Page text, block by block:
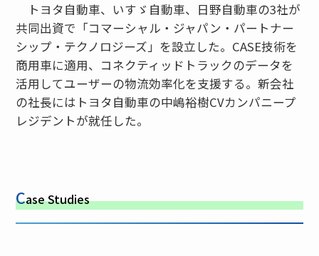
トヨタ自動車、いすゞ自動車、日野自動車の3社が
共同出資で「コマーシャル・ジャパン・パートナー
シップ・テクノロジーズ」を設立した。CASE技術を
商用車に適用、コネクティッドトラックのデータを
活用してユーザーの物流効率化を支援する。新会社
の社長にはトヨタ自動車の中嶋裕樹CVカンパニープ
レジデントが就任した。
Case Studies